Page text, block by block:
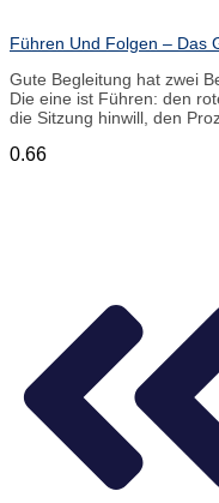
Führen Und Folgen – Das
Gute Begleitung hat zwei
Die eine ist Führen: den
die Sitzung hinwill, den